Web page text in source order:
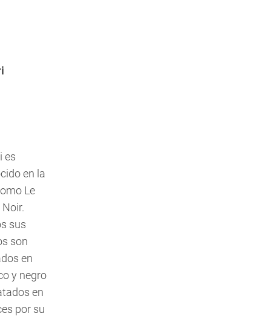
es
en la
Le
sus
son
en
y negro
en
por su